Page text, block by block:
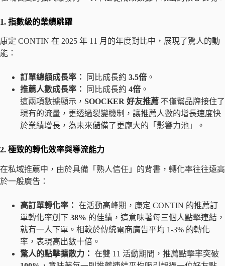
1. 指數級的業績跳躍
康定 CONTIN 在 2025 年 11 月的年度對比中，展現了驚人的動
能：
訂單總額成長率： 同比成長約 3.5倍 。
推薦人數成長率：
同比成長約 4倍 。
這兩項數據顯示， SOOCKER 好友推薦 不僅幫品牌接住了
現有的流量，更透過裂變機制，讓推薦人數的增長速度快
於業績增長，為未來儲備了更龐大的「影響力池」。
2. 極致的轉化效率與導流能力
在私域推薦中，由於具備「熟人信任」的背書，轉化率往往遠高
於一般廣告：
高訂單轉化率： 在活動高峰期，康定 CONTIN 的推薦訂
單轉化率創下 38% 的佳績，這意味著每三個人點擊連結，
就有一人下單。相較於傳統電商廣告平均 1-3% 的轉化
率，表現高出數十倍。
驚人的點擊擴散力： 在雙 11 活動期間，推薦點擊率突破